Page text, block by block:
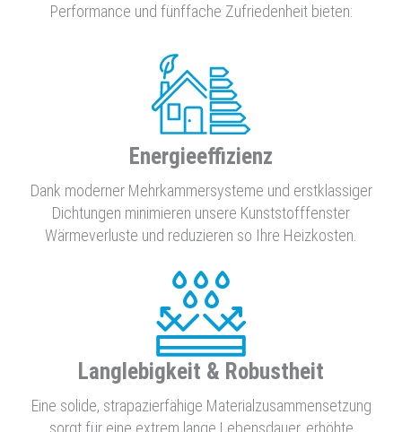
Performance und fünffache Zufriedenheit bieten:
Energieeffizienz
Dank moderner Mehrkammersysteme und erstklassiger
Dichtungen minimieren unsere Kunststofffenster
Wärmeverluste und reduzieren so Ihre Heizkosten.
Langlebigkeit & Robustheit
Eine solide, strapazierfähige Materialzusammensetzung
sorgt für eine extrem lange Lebensdauer, erhöhte